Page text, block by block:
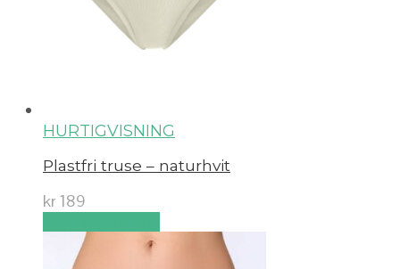
HURTIGVISNING
Plastfri truse – naturhvit
kr 189